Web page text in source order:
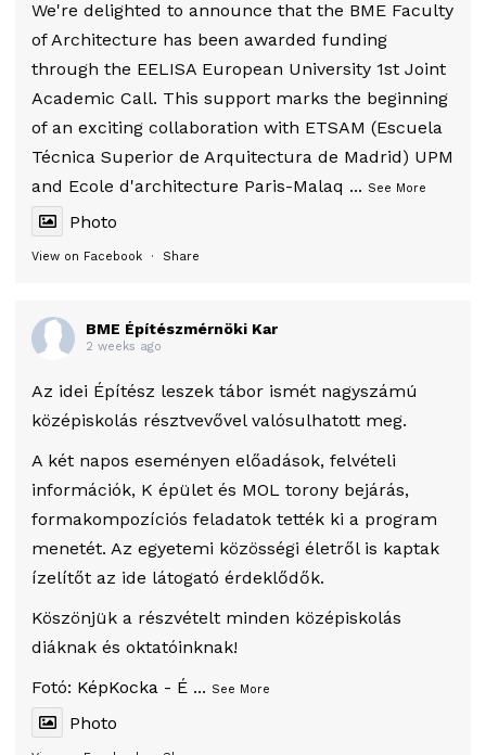
We're delighted to announce that the BME Faculty
of Architecture has been awarded funding
through the EELISA European University 1st Joint
Academic Call. This support marks the beginning
of an exciting collaboration with ETSAM (Escuela
Técnica Superior de Arquitectura de Madrid) UPM
and Ecole d'architecture Paris-Malaq ... See More
Photo
View on Facebook · Share
BME Építészmérnöki Kar
2 weeks ago
Az idei Építész leszek tábor ismét nagyszámú
középiskolás résztvevővel valósulhatott meg.
A két napos eseményen előadások, felvételi
információk, K épület és MOL torony bejárás,
formakompozíciós feladatok tették ki a program
menetét. Az egyetemi közösségi életről is kaptak
ízelítőt az ide látogató érdeklődők.
Köszönjük a részvételt minden középiskolás
diáknak és oktatóinknak!
Fotó: KépKocka - É ... See More
Photo